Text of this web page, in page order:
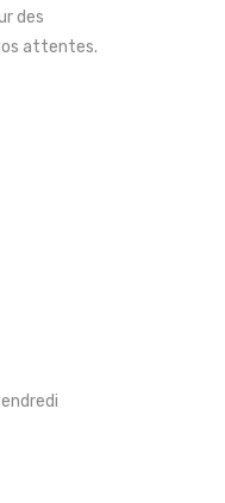
des
attentes.